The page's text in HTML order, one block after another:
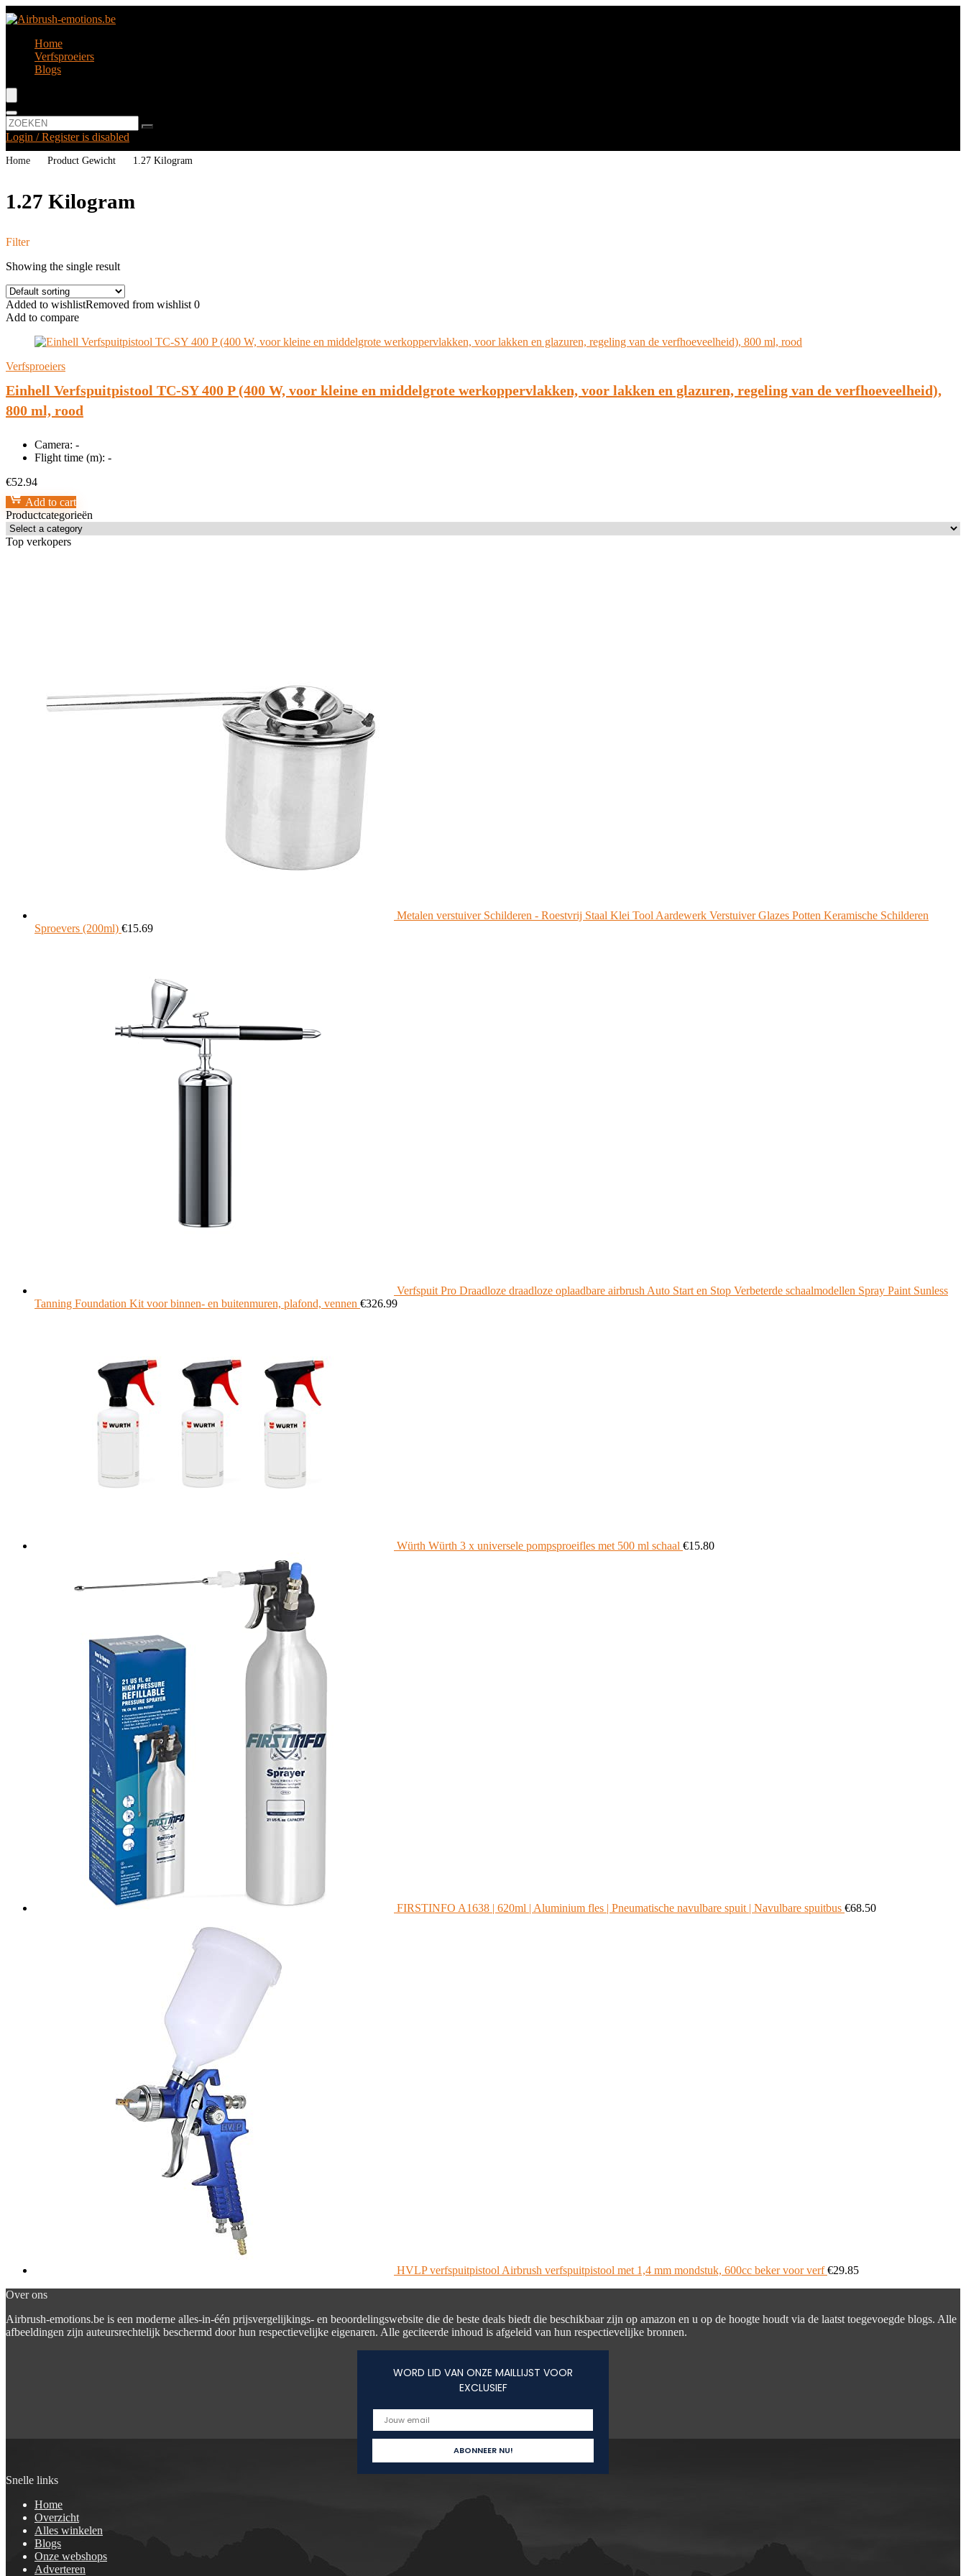
Home
Verfsproeiers
Blogs
Login / Register is disabled
Home Product Gewicht ‎1.27 Kilogram
‎1.27 Kilogram
Filter
Showing the single result
Added to wishlistRemoved from wishlist 0
Add to compare
Verfsproeiers
Einhell Verfspuitpistool TC-SY 400 P (400 W, voor kleine en middelgrote werkoppervlakken, voor lakken en glazuren, regeling van de verfhoeveelheid),
800 ml, rood
Camera: -
Flight time (m): -
€52.94
Add to cart
Productcategorieën
Top verkopers
Metalen verstuiver Schilderen - Roestvrij Staal Klei Tool Aardewerk Verstuiver Glazes Potten Keramische Schilderen
Sproevers (200ml) €15.69
Verfspuit Pro Draadloze draadloze oplaadbare airbrush Auto Start en Stop Verbeterde schaalmodellen Spray Paint Sunless
Tanning Foundation Kit voor binnen- en buitenmuren, plafond, vennen €326.99
Würth Würth 3 x universele pompsproeifles met 500 ml schaal €15.80
FIRSTINFO A1638 | 620ml | Aluminium fles | Pneumatische navulbare spuit | Navulbare spuitbus €68.50
HVLP verfspuitpistool Airbrush verfspuitpistool met 1,4 mm mondstuk, 600cc beker voor verf €29.85
Over ons
Airbrush-emotions.be is een moderne alles-in-één prijsvergelijkings- en beoordelingswebsite die de beste deals biedt die beschikbaar zijn op amazon en u op de hoogte houdt via de laatst toegevoegde blogs. Alle
afbeeldingen zijn auteursrechtelijk beschermd door hun respectievelijke eigenaren. Alle geciteerde inhoud is afgeleid van hun respectievelijke bronnen.
WORD LID VAN ONZE MAILLIJST VOOR
EXCLUSIEF
Snelle links
Home
Overzicht
Alles winkelen
Blogs
Onze webshops
Adverteren